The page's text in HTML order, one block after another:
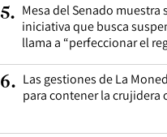
5. Mesa del Senado muestra
iniciativa que busca
llama a “perfeccionar el
6. Las gestiones de La
para contener la crujidera